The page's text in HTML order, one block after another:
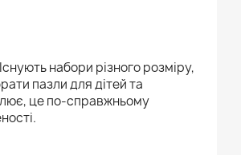
набори різного розміру,
пазли для дітей та
це по-справжньому